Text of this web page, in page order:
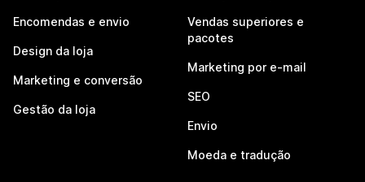
Encomendas e envio
Design da loja
Marketing e conversão
Gestão da loja
Vendas superiores e
pacotes
Marketing por e-mail
SEO
Envio
Moeda e tradução